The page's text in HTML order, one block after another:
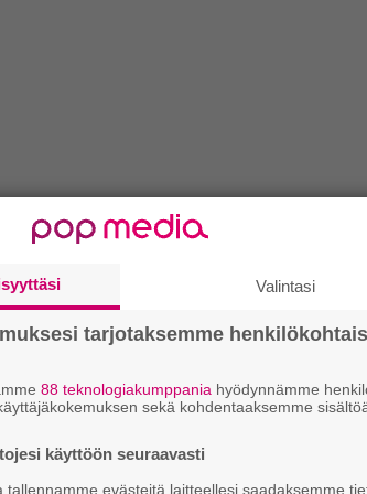
Valintasi
tarjotaksemme
88 teknologiakumppania hyödynnämme
sekä kohdentaaksemme
käyttöön seuraavasti
tallennamme evästeitä laitteellesi saadaksemme